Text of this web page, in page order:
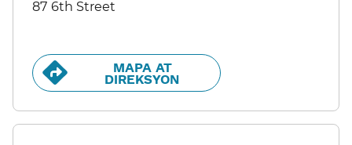
87 6th Street
MAPA AT
DIREKSYON​​